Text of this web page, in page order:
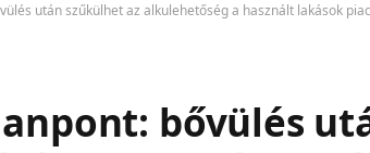
után szűkülhet az alkulehetőség a használt lakások
bővülés